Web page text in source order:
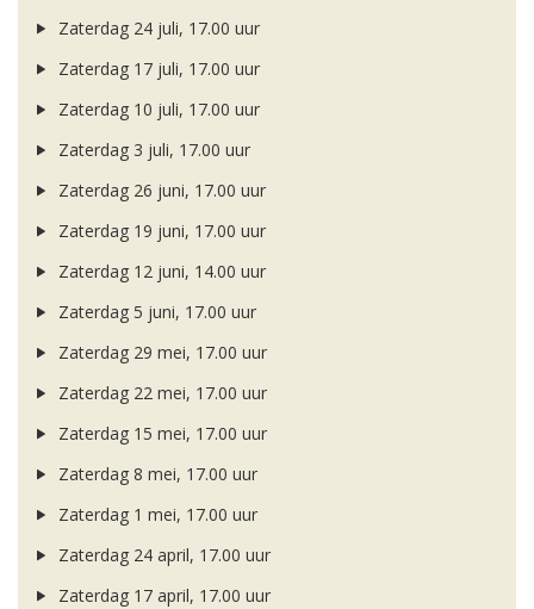
Zaterdag 24 juli, 17.00 uur
Zaterdag 17 juli, 17.00 uur
Zaterdag 10 juli, 17.00 uur
Zaterdag 3 juli, 17.00 uur
Zaterdag 26 juni, 17.00 uur
Zaterdag 19 juni, 17.00 uur
Zaterdag 12 juni, 14.00 uur
Zaterdag 5 juni, 17.00 uur
Zaterdag 29 mei, 17.00 uur
Zaterdag 22 mei, 17.00 uur
Zaterdag 15 mei, 17.00 uur
Zaterdag 8 mei, 17.00 uur
Zaterdag 1 mei, 17.00 uur
Zaterdag 24 april, 17.00 uur
Zaterdag 17 april, 17.00 uur